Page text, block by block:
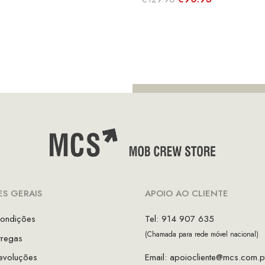
GERAIS
APOIO AO CLIENTE
Tel: 914 907 635
(Chamada para rede móvel nacional)
Email: